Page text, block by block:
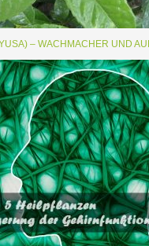
– WACHMACHER UND